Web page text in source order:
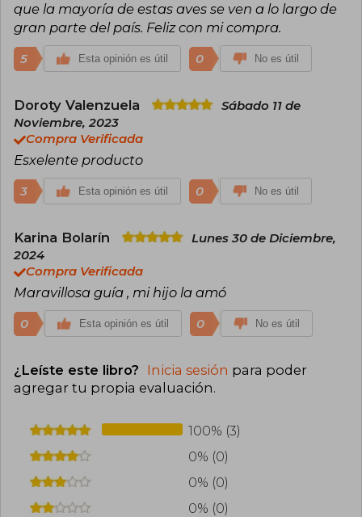
que la mayoría de estas aves se ven a lo largo de
gran parte del país. Feliz con mi compra.
5 Esta opinión es útil 0 No es útil
Doroty Valenzuela
Sábado 11 de
Noviembre, 2023
Compra Verificada
Esxelente producto
3 Esta opinión es útil 0 No es útil
Karina Bolarín
Lunes 30 de Diciembre,
2024
Compra Verificada
Maravillosa guía , mi hijo la amó
0 Esta opinión es útil 0 No es útil
¿Leíste este libro? Inicia sesión para poder
agregar tu propia evaluación.
100% (3)
0% (0)
0% (0)
0% (0)